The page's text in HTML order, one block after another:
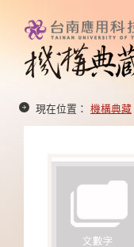
現在位置： 機構典藏